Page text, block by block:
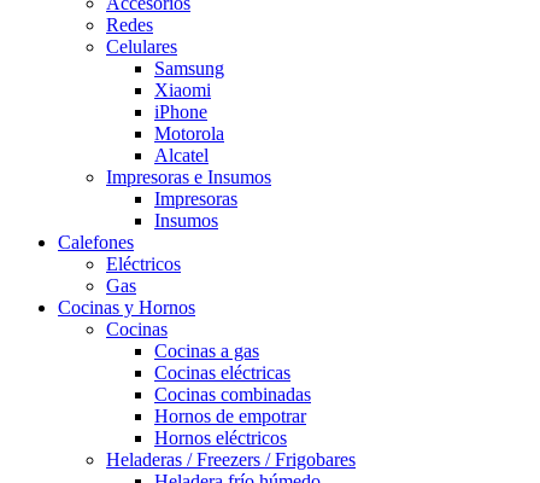
Redes
Celulares
Samsung
Xiaomi
iPhone
Motorola
Alcatel
Impresoras e Insumos
Impresoras
Insumos
Calefones
Eléctricos
Gas
Cocinas y Hornos
Cocinas
Cocinas a gas
Cocinas eléctricas
Cocinas combinadas
Hornos de empotrar
Hornos eléctricos
Heladeras / Freezers / Frigobares